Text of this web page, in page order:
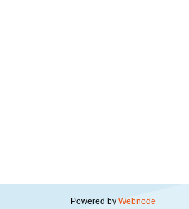
Powered by Webnode